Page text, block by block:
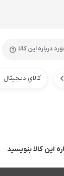
درباره این کالا
کالاي ديجيتال
این کالا بنویسید